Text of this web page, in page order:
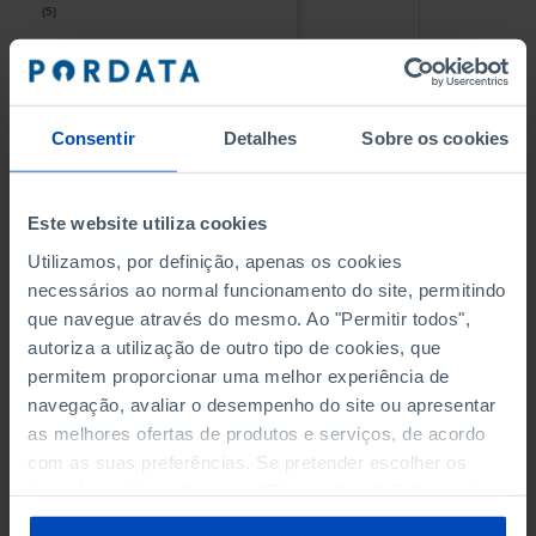
Consentir Detalhes Sobre os cookies
Este website utiliza cookies
Utilizamos, por definição, apenas os cookies
necessários ao normal funcionamento do site, permitindo
que navegue através do mesmo. Ao "Permitir todos",
autoriza a utilização de outro tipo de cookies, que
permitem proporcionar uma melhor experiência de
navegação, avaliar o desempenho do site ou apresentar
as melhores ofertas de produtos e serviços, de acordo
com as suas preferências. Se pretender escolher os
sobre cookies através da gestão de preferências ou da
(5)
(5)
PESSOAL AO SERVIÇO NAS
PESSOAL AO SERVIÇO NAS
DO MUNICÍPIO (%)
Empresas não financeiras
DO MUNICÍPIO (%)
Empresas não financeiras
VOLUME DE NEGÓCIOS DAS
QUATRO MAIORES EMPRESAS
DO MUNICÍPIO (%)
VOLUME DE NEGÓCIOS DAS
QUATRO MAIORES EMPRESAS
DO MUNICÍPIO (%)
-
BANCOS, CAIXAS ECONÓMICAS
BANCOS, CAIXAS ECONÓMICAS
CAIXAS DE CRÉDITO AGRÍCOLA
CAIXAS DE CRÉDITO AGRÍCOLA